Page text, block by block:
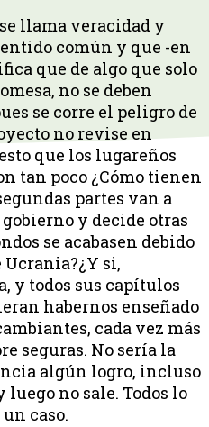
llama veracidad y
común y que -en
que de algo que solo
no se deben
se corre el peligro de
no revise en
que los lugareños
tan poco ¿Cómo tienen
partes van a
y decide otras
se acabasen debido
si,
y todos sus capítulos
habernos enseñado
cada vez más
seguras. No sería la
algún logro, incluso
no sale. Todos lo
caso.